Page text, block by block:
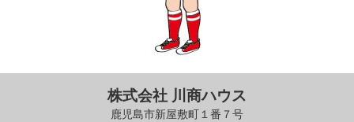
株式会社 川商ハウス
鹿児島市新屋敷町１番７号